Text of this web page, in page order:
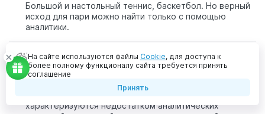
Большой и настольный теннис, баскетбол. Но верный
исход для пари можно найти только с помощью
аналитики.
Существуют ли виды спорта, на которых
сложно выигрывать стабильно?
К таким можно отнести хоккей, киберспорт, низшие
дивизионы футбола. Перечисленные варианты
характеризуются недостатком аналитических
На сайте используются файлы Cookie, для доступа к
более полному функционалу сайта требуется принять
соглашение
Принять